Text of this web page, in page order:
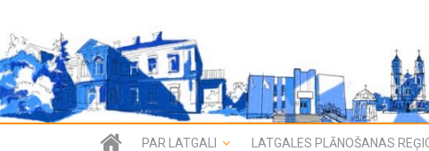
PAR LATGALI LATGALES PLĀNOŠANAS